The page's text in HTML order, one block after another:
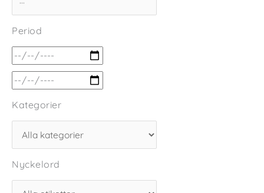
Period
Kategorier
Nyckelord